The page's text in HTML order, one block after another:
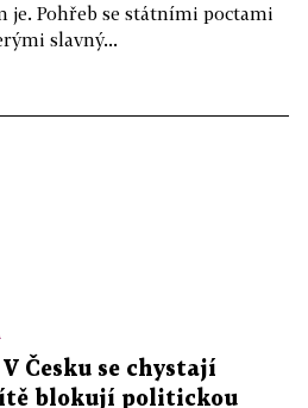
je. Pohřeb se státními poctami
slavný...
Česku se chystají
blokují politickou